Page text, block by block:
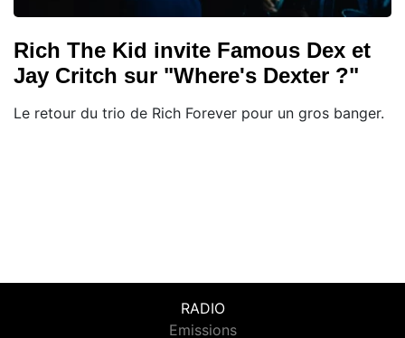
Rich The Kid invite Famous Dex et
Jay Critch sur "Where's Dexter ?"
Le retour du trio de Rich Forever pour un gros banger.
RADIO
Emissions